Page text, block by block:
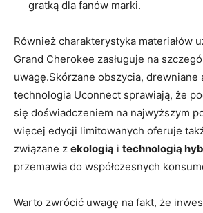
gratką dla fanów marki.
Również charakterystyka materiałów
Grand Cherokee zasługuje na
uwagę.Skórzane obszycia, drewniane
technologia Uconnect sprawiają, że
się doświadczeniem na najwyższym
więcej edycji limitowanych oferuje
związane z ekologią i technologią
przemawia do współczesnych
Warto zwrócić uwagę na fakt, że